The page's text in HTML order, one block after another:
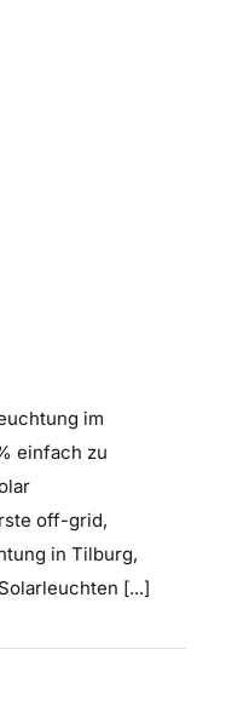
im
einfach zu
off-grid,
in Tilburg,
[...]